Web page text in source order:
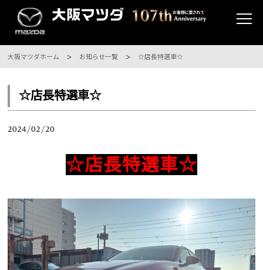
大阪マツダホーム お知らせ一覧 ☆店長特選車☆
☆店長特選車☆
2024/02/20
☆店長特選車☆